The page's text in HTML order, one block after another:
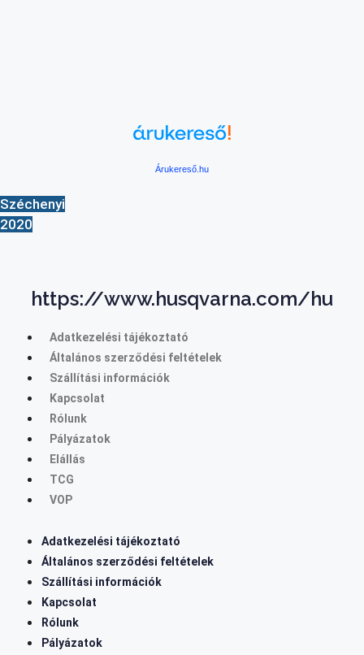
Árukereső.hu
Széchenyi
2020
https://www.husqvarna.com/hu
Adatkezelési tájékoztató
Általános szerződési feltételek
Szállítási információk
Kapcsolat
Rólunk
Pályázatok
Elállás
TCG
VOP
Adatkezelési tájékoztató
Általános szerződési feltételek
Szállítási információk
Kapcsolat
Rólunk
Pályázatok